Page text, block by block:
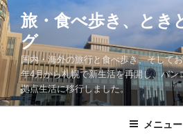
コ
ン
テ
ン
ツ
へ
ス
旅・食べ歩き、とき
グ
国内・海外の旅行と食べ歩き、そして
年4月から札幌で新生活を再開し、バン
拠点生活に移行しました。
メニュー